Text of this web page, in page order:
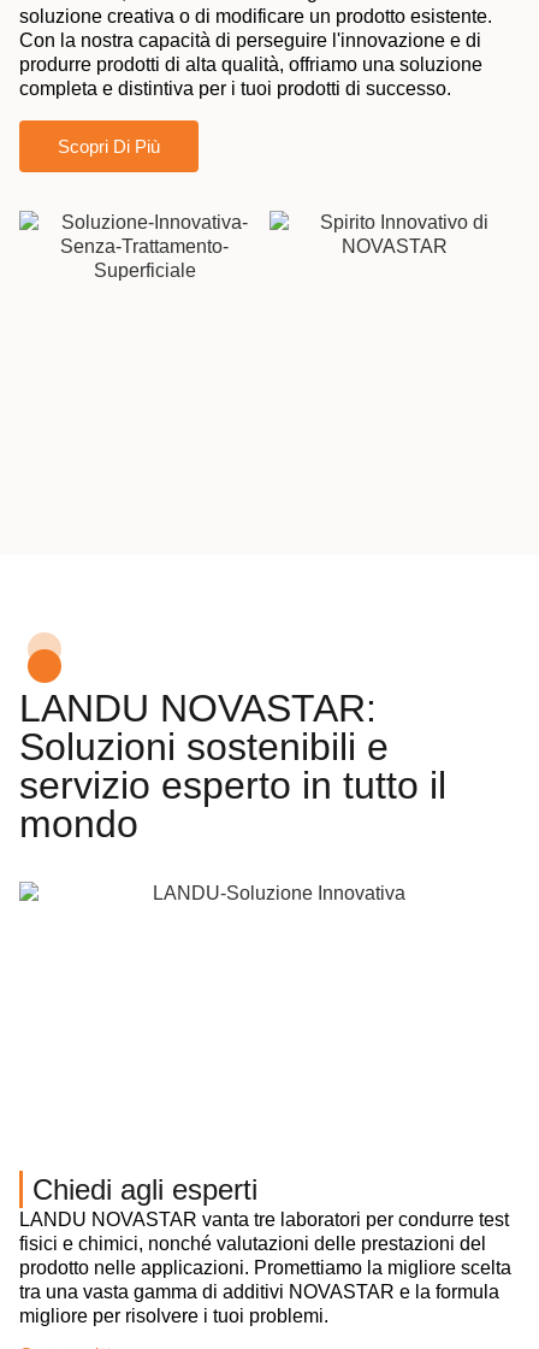
soluzione creativa o di modificare un prodotto esistente.
Con la nostra capacità di perseguire l'innovazione e di
produrre prodotti di alta qualità, offriamo una soluzione
completa e distintiva per i tuoi prodotti di successo.
Scopri Di Più
LANDU NOVASTAR:
Soluzioni sostenibili e
servizio esperto in tutto il
mondo
Chiedi agli esperti
LANDU NOVASTAR vanta tre laboratori per condurre test
fisici e chimici, nonché valutazioni delle prestazioni del
prodotto nelle applicazioni. Promettiamo la migliore scelta
tra una vasta gamma di additivi NOVASTAR e la formula
migliore per risolvere i tuoi problemi.